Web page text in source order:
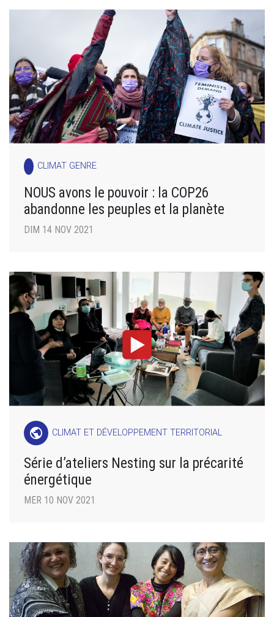
CLIMAT GENRE
NOUS avons le pouvoir : la COP26
abandonne les peuples et la planète
DIM 14 NOV 2021
public CLIMAT ET DÉVELOPPEMENT TERRITORIAL
Série d’ateliers Nesting sur la précarité
énergétique
MER 10 NOV 2021